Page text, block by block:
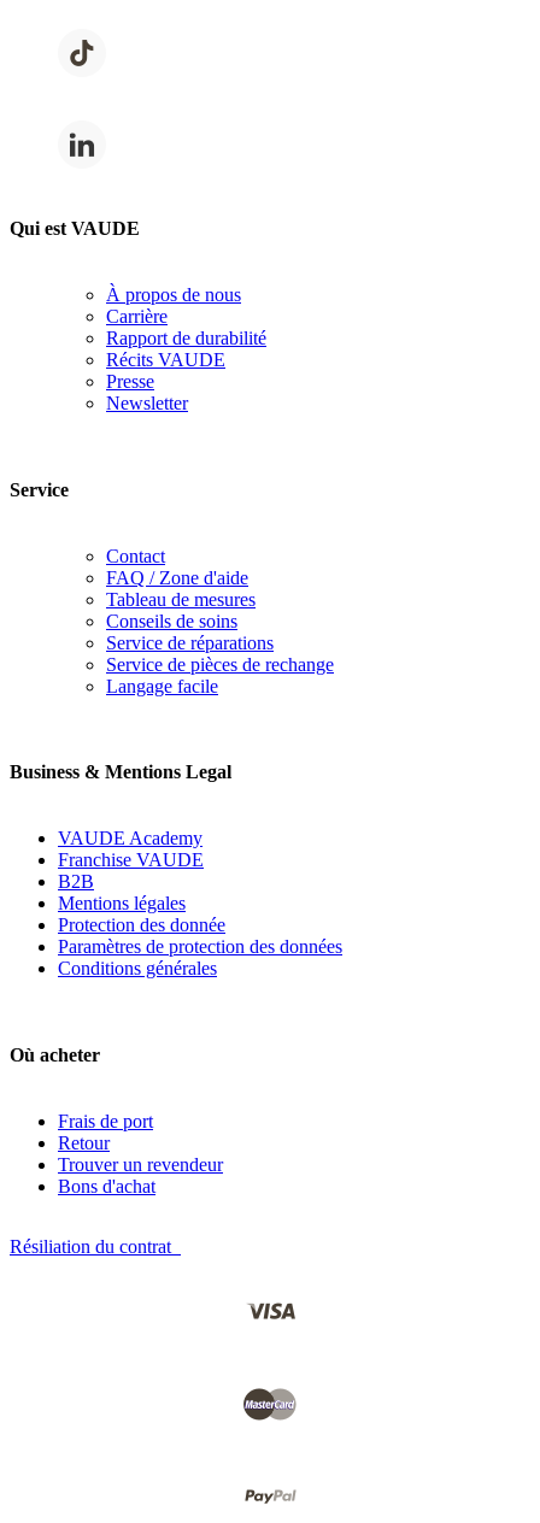
Qui est VAUDE
À propos de nous
Carrière
Rapport de durabilité
Récits VAUDE
Presse
Newsletter
Service
Contact
FAQ / Zone d'aide
Tableau de mesures
Conseils de soins
Service de réparations
Service de pièces de rechange
Langage facile
Business & Mentions Legal
VAUDE Academy
Franchise VAUDE
B2B
Mentions légales
Protection des donnée
Paramètres de protection des données
Conditions générales
Où acheter
Frais de port
Retour
Trouver un revendeur
Bons d'achat
Résiliation du contrat